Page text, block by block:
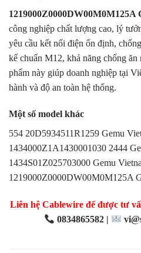
1219000Z0000DW00M0M125A
công nghiệp chất lượng cao, lý
yêu cầu kết nối điện ổn định,
kế chuẩn M12, khả năng chống ăn
phẩm này giúp doanh nghiệp tại
hành và độ an toàn hệ thống.
Một số model khác
554 20D5934511R1259 Gemu
1434000Z1A1430001030 2444
1434S01Z025703000 Gemu
1219000Z0000DW00M0M125A
Liên hệ Cablewire để được tư
0834865582 |